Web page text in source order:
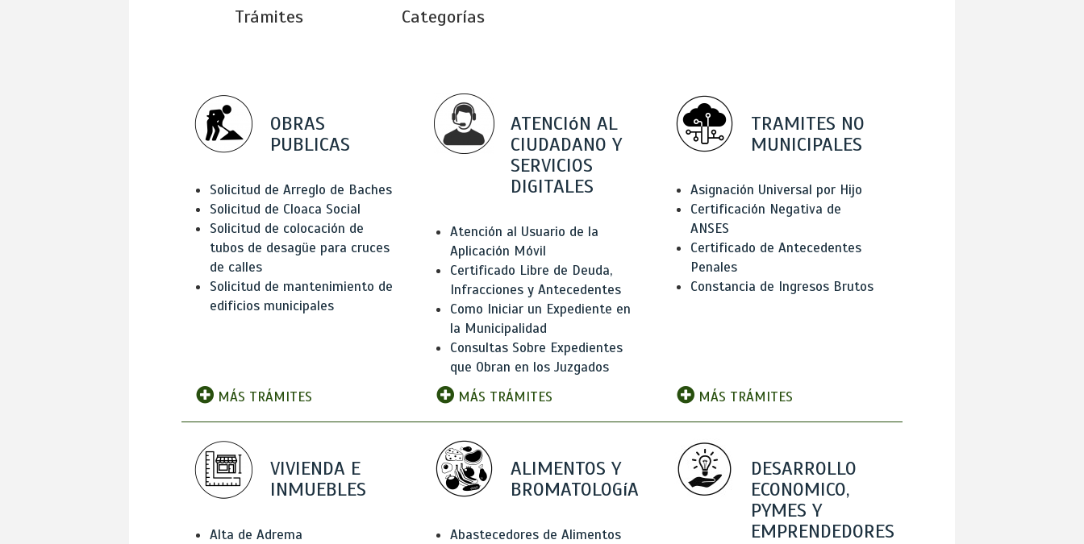
Trámites Categorías
OBRAS
PUBLICAS
Solicitud de Arreglo de Baches
Solicitud de Cloaca Social
Solicitud de colocación de
tubos de desagüe para cruces
de calles
Solicitud de mantenimiento de
edificios municipales
MÁS TRÁMITES
ATENCIóN AL
CIUDADANO Y
SERVICIOS
DIGITALES
Atención al Usuario de la
Aplicación Móvil
Certificado Libre de Deuda,
Infracciones y Antecedentes
Como Iniciar un Expediente en
la Municipalidad
Consultas Sobre Expedientes
que Obran en los Juzgados
MÁS TRÁMITES
TRAMITES NO
MUNICIPALES
Asignación Universal por Hijo
Certificación Negativa de
ANSES
Certificado de Antecedentes
Penales
Constancia de Ingresos Brutos
MÁS TRÁMITES
VIVIENDA E
INMUEBLES
Alta de Adrema
ALIMENTOS Y
BROMATOLOGíA
Abastecedores de Alimentos
DESARROLLO
ECONOMICO,
PYMES Y
EMPRENDEDORES